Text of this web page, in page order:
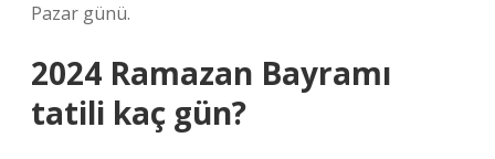
Pazar günü.
2024 Ramazan Bayramı
tatili kaç gün?